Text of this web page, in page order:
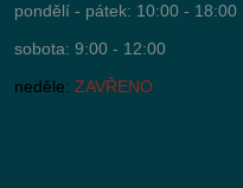
pondělí - pátek: 10:00 - 18:00
sobota: 9:00 - 12:00
neděle: ZAVŘENO